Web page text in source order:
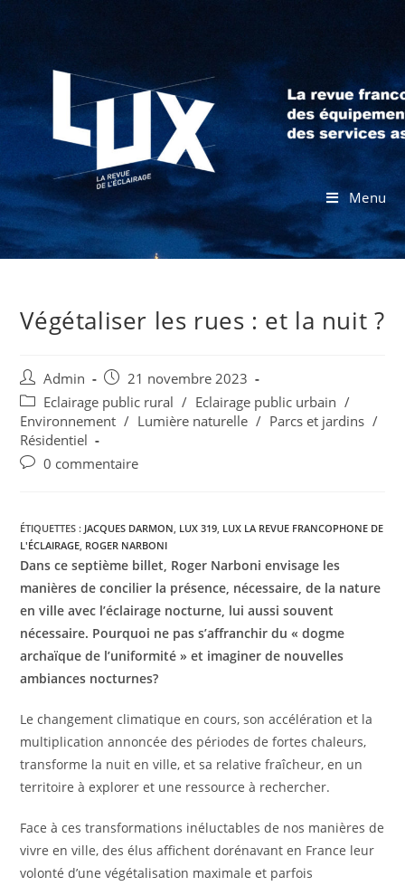
Menu
Végétaliser les rues : et la nuit ?
Admin
21 novembre 2023
Eclairage public rural / Eclairage public urbain /
Environnement / Lumière naturelle / Parcs et jardins /
Résidentiel
0 commentaire
ÉTIQUETTES : JACQUES DARMON, LUX 319, LUX LA REVUE FRANCOPHONE DE
L'ÉCLAIRAGE, ROGER NARBONI
Dans ce septième billet, Roger Narboni envisage les
manières de concilier la présence, nécessaire, de la nature
en ville avec l’éclairage nocturne, lui aussi souvent
nécessaire. Pourquoi ne pas s’affranchir du « dogme
archaïque de l’uniformité » et imaginer de nouvelles
ambiances nocturnes?
Le changement climatique en cours, son accélération et la
multiplication annoncée des périodes de fortes chaleurs,
transforme la nuit en ville, et sa relative fraîcheur, en un
territoire à explorer et une ressource à rechercher.
Face à ces transformations inéluctables de nos manières de
vivre en ville, des élus affichent dorénavant en France leur
volonté d’une végétalisation maximale et parfois